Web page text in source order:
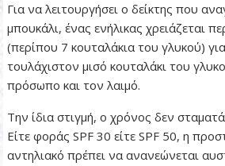
Για να λειτουργήσει ο δείκτης που
μπουκάλι, ένας ενήλικας χρειάζεται
(περίπου 7 κουταλάκια του γλυκού)
τουλάχιστον μισό κουταλάκι του
πρόσωπο και τον λαιμό.
Την ίδια στιγμή, ο χρόνος δεν
Είτε φοράς SPF 30 είτε SPF 50, η
αντηλιακό πρέπει να ανανεώνεται